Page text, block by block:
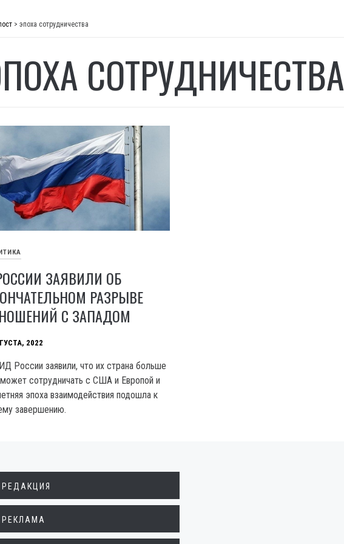
> эпоха сотрудничества
СОТРУДНИЧЕСТВА
ЗАЯВИЛИ ОБ
РАЗРЫВЕ
С ЗАПАДОМ
2022
России заявили, что их страна больше
сотрудничать с США и Европой и
эпоха взаимодействия подошла к
завершению.
РЕДАКЦИЯ
РЕКЛАМА